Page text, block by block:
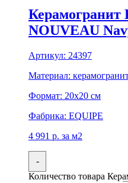
Керамогранит
NOUVEAU
Артикул: 24397
Материал:
Формат: 20x20 см
Фабрика: EQUIPE
4 991 р. за м2
-
Количество товара